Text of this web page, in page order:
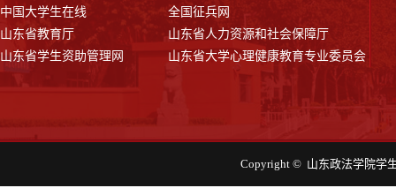
中国大学生在线
全国征兵网
山东省教育厅
山东省人力资源和社会保障厅
山东省学生资助管理网
山东省大学心理健康教育专业委员会
Copyright © 山东政法学院学